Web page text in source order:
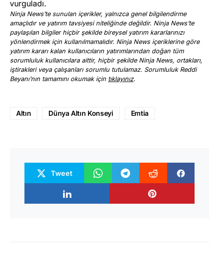
vurguladı.
Ninja News’te sunulan içerikler, yalnızca genel bilgilendirme
amaçlıdır ve yatırım tavsiyesi niteliğinde değildir. Ninja News’te
paylaşılan bilgiler hiçbir şekilde bireysel yatırım kararlarınızı
yönlendirmek için kullanılmamalıdır. Ninja News içeriklerine göre
yatırım kararı kalan kullanıcıların yatırımlarından doğan tüm
sorumluluk kullanıcılara aittir, hiçbir şekilde Ninja News, ortakları,
iştirakleri veya çalışanları sorumlu tutulamaz. Sorumluluk Reddi
Beyanı’nın tamamını okumak için tıklayınız.
Altın Dünya Altın Konseyi Emtia
Tweet